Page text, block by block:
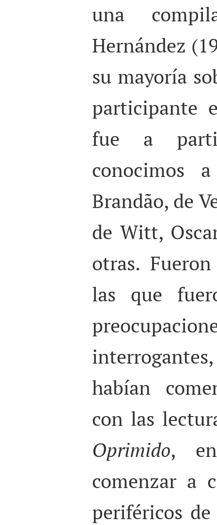
una
Hernández
su mayoría
participante
fue a
conocimos
Brandão, de
de Witt,
otras.
las que
habían
con las
Oprimido,
comenzar a
periféricos